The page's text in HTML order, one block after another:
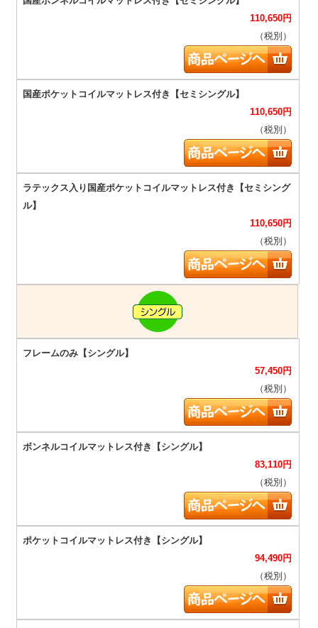
110,650円
（税別）
110,650円
（税別）
110,650円
（税別）
57,450円
（税別）
83,110円
（税別）
94,490円
（税別）